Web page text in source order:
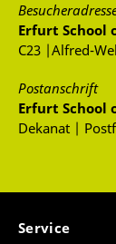
Erfurt School
C23 |Alfred-
Postanschrift
Erfurt School
Dekanat |
Service